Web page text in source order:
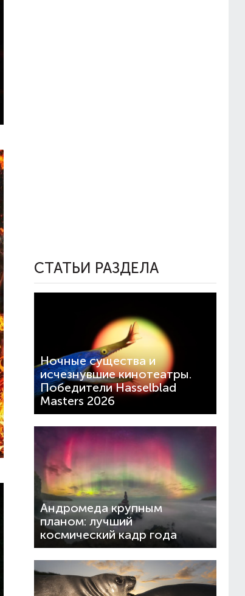
СТАТЬИ РАЗДЕЛА
Ночные существа и
исчезнувшие кинотеатры.
Победители Hasselblad
Masters 2026
Андромеда крупным
планом: лучший
космический кадр года